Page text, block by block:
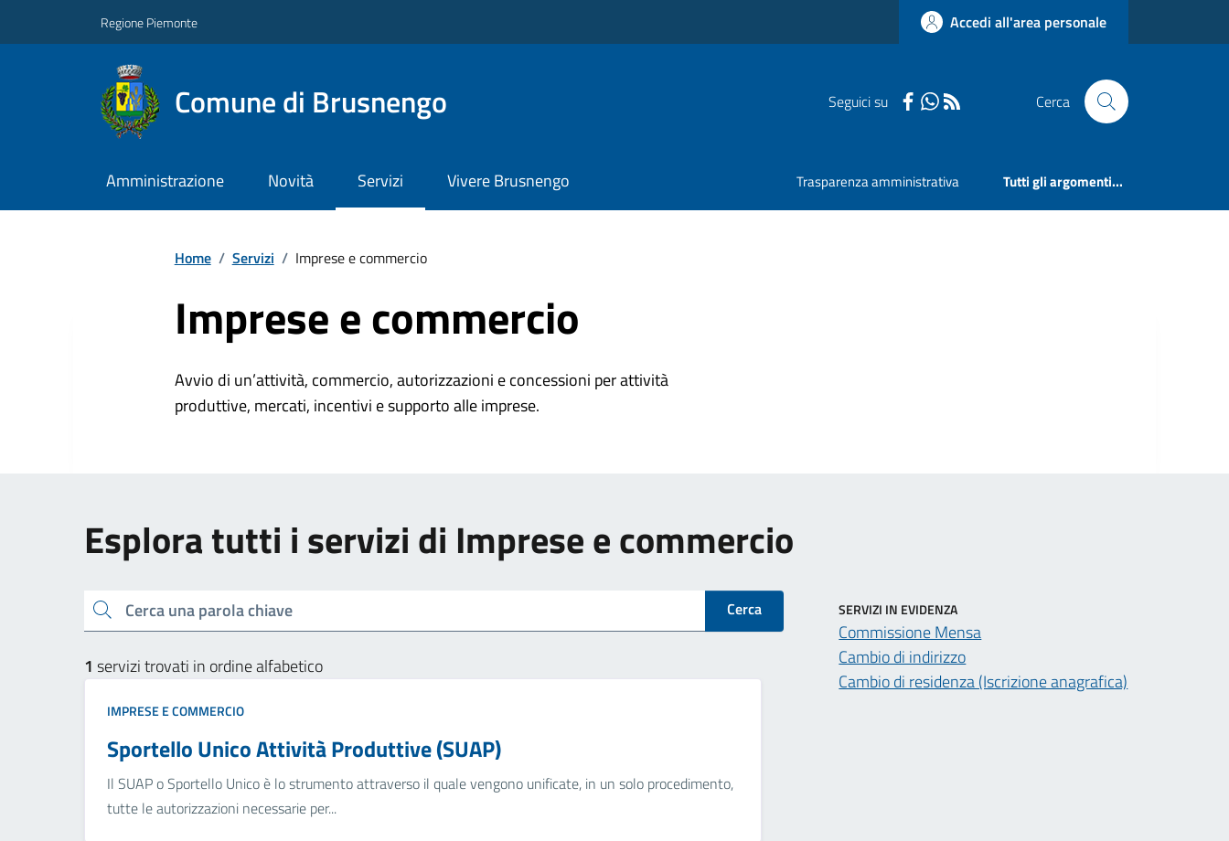
Regione Piemonte Accedi all'area personale
Comune di Brusnengo Seguici su Cerca
Amministrazione Novità Servizi Vivere Brusnengo Trasparenza amministrativa Tutti gli argomenti...
Home / Servizi / Imprese e commercio
Imprese e commercio
Avvio di un’attività, commercio, autorizzazioni e concessioni per attività
produttive, mercati, incentivi e supporto alle imprese.
Esplora tutti i servizi di Imprese e commercio
Cerca una parola chiave Cerca
1 servizi trovati in ordine alfabetico
IMPRESE E COMMERCIO
Sportello Unico Attività Produttive (SUAP)
Il SUAP o Sportello Unico è lo strumento attraverso il quale vengono unificate, in un solo procedimento,
tutte le autorizzazioni necessarie per...
SERVIZI IN EVIDENZA
Commissione Mensa
Cambio di indirizzo
Cambio di residenza (Iscrizione anagrafica)